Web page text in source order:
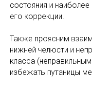
состояния и
его коррекции.
Также проясним
нижней челюсти и
класса
избежать путаницы